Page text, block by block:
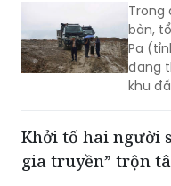
“Đánh
Trong
bàn,
Pa
đang
khu
Khởi tố hai người
gia truyền” trộn